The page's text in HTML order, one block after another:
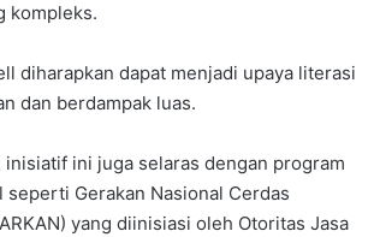
kompleks.
diharapkan ‎dapat menjadi upaya literasi
dan berdampak luas.
inisiatif ini juga selaras dengan program
seperti Gerakan Nasional Cerdas
yang diinisiasi oleh Otoritas Jasa